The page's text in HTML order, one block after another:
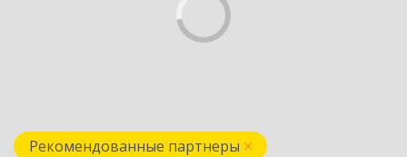
Рекомендованные партнеры